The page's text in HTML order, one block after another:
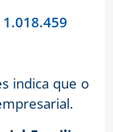
1.018.459
indica que o